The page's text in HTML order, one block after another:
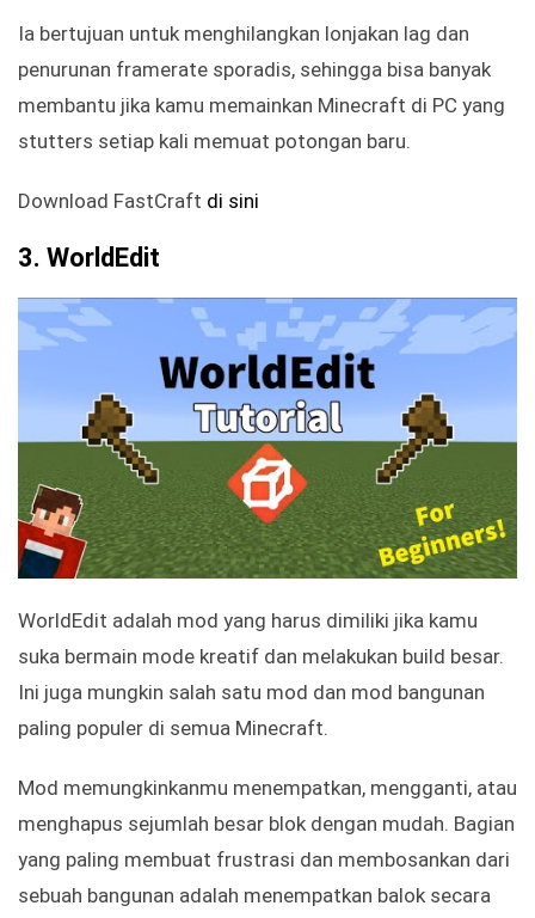
Ia bertujuan untuk menghilangkan lonjakan lag dan
penurunan framerate sporadis, sehingga bisa banyak
membantu jika kamu memainkan Minecraft di PC yang
stutters setiap kali memuat potongan baru.
Download FastCraft di sini
3. WorldEdit
WorldEdit adalah mod yang harus dimiliki jika kamu
suka bermain mode kreatif dan melakukan build besar.
Ini juga mungkin salah satu mod dan mod bangunan
paling populer di semua Minecraft.
Mod memungkinkanmu menempatkan, mengganti, atau
menghapus sejumlah besar blok dengan mudah. Bagian
yang paling membuat frustrasi dan membosankan dari
sebuah bangunan adalah menempatkan balok secara